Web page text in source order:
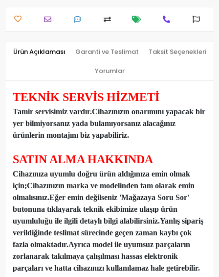
Ürün Açıklaması Garanti ve Teslimat Taksit Seçenekleri
Yorumlar
TEKNİK SERVİS HİZMETİ
Tamir servisimiz vardır.Cihazınızın onarımını yapacak bir
yer bilmiyorsanız yada bulamıyorsanız alacağınız
ürünlerin montajını biz yapabiliriz.
SATIN ALMA HAKKINDA
Cihazınıza uyumlu doğru ürün aldığınıza emin olmak
için;Cihazınızın marka ve modelinden tam olarak emin
olmalısınız.Eğer emin değilseniz 'Mağazaya Soru Sor'
butonuna tıklayarak teknik ekibimize ulaşıp ürün
uyumluluğu ile ilgili detaylı bilgi alabilirsiniz.Yanlış sipariş
verildiğinde teslimat sürecinde geçen zaman kaybı çok
fazla olmaktadır.Ayrıca model ile uyumsuz parçaların
zorlanarak takılmaya çalışılması hassas elektronik
parçaları ve hatta cihazınızı kullanılamaz hale getirebilir.